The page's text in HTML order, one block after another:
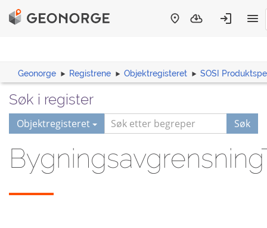
Geonorge Registrene Objektregisteret SOSI
Søk i register
Objektregisteret Søk